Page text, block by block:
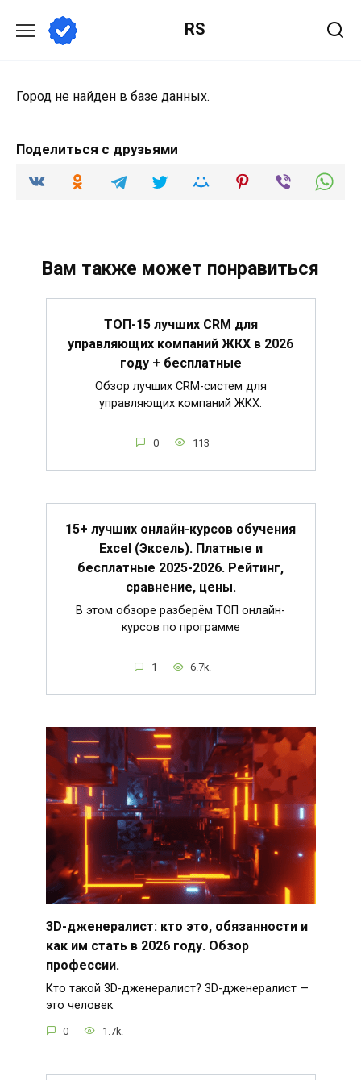
содержанию
RS
Город не найден в базе данных.
Поделиться с друзьями
Вам также может понравиться
ТОП-15 лучших CRM для
управляющих компаний ЖКХ в 2026
году + бесплатные
Обзор лучших CRM-систем для
управляющих компаний ЖКХ.
0 113
15+ лучших онлайн-курсов обучения
Excel (Эксель). Платные и
бесплатные 2025-2026. Рейтинг,
сравнение, цены.
В этом обзоре разберём ТОП онлайн-
курсов по программе
1 6.7k.
3D-дженералист: кто это, обязанности и
как им стать в 2026 году. Обзор
профессии.
Кто такой 3D-дженералист? 3D-дженералист —
это человек
0 1.7k.